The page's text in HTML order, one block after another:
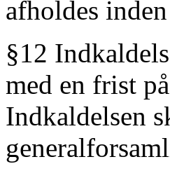
afholdes
§12
med en frist
Indkaldelsen